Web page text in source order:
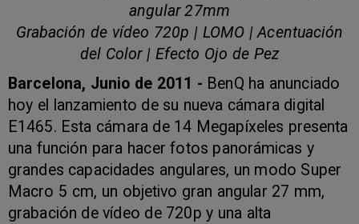
angular 27mm
Grabación de vídeo 720p | LOMO | Acentuación
del Color | Efecto Ojo de Pez
Barcelona, Junio de 2011 - BenQ ha anunciado
hoy el lanzamiento de su nueva cámara digital
E1465. Esta cámara de 14 Megapíxeles presenta
una función para hacer fotos panorámicas y
grandes capacidades angulares, un modo Super
Macro 5 cm, un objetivo gran angular 27 mm,
grabación de vídeo de 720p y una alta